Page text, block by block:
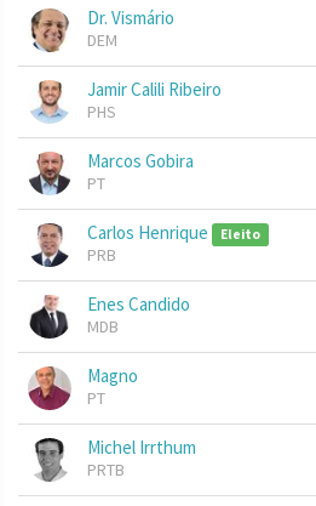
Dr. Vismário
DEM
Jamir Calili Ribeiro
PHS
Marcos Gobira
PT
Carlos Henrique Eleito
PRB
Enes Candido
MDB
Magno
PT
Michel Irrthum
PRTB